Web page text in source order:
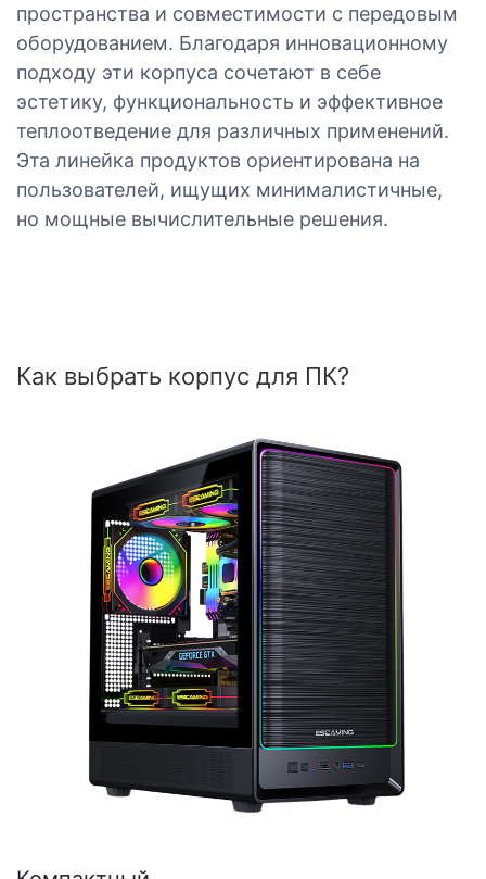
пространства и совместимости с передовым
оборудованием. Благодаря инновационному
подходу эти корпуса сочетают в себе
эстетику, функциональность и эффективное
теплоотведение для различных применений.
Эта линейка продуктов ориентирована на
пользователей, ищущих минималистичные,
но мощные вычислительные решения.
Как выбрать корпус для ПК?